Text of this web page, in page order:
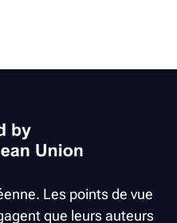
Les points de vue
que leurs auteurs